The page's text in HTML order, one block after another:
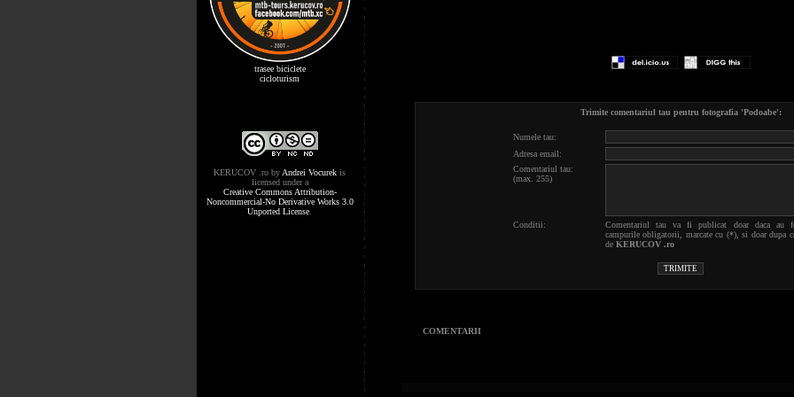
trasee biciclete
cicloturism
KERUCOV .ro by Andrei Vocurek is
licensed under a
Creative Commons Attribution-
Noncommercial-No Derivative Works 3.0
Unported License
Trimite comentariul tau pentru fotografia 'Podoabe':
Numele tau:
Adresa email:
Comentariul tau:
(max. 255)
Conditii:
Comentariul tau va fi publicat doar daca au
campurile obligatorii, marcate cu (*), si doar dupa
de KERUCOV .ro
COMENTARII